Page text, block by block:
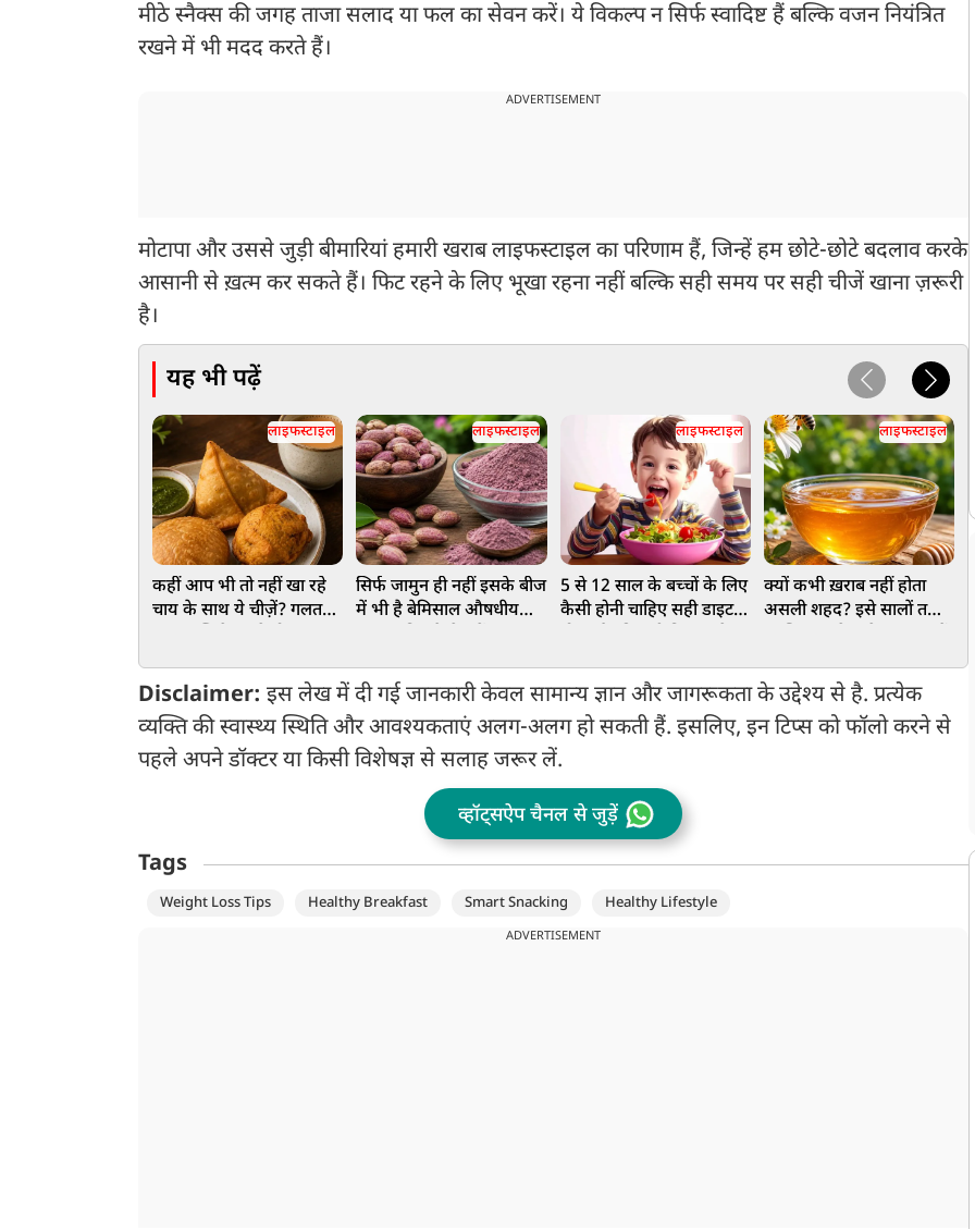
मीठे स्नैक्स की जगह ताजा सलाद या फल का सेवन करें। ये विकल्प न सिर्फ स्वादिष्ट हैं बल्कि वजन नियंत्रित
रखने में भी मदद करते हैं।
ADVERTISEMENT
मोटापा और उससे जुड़ी बीमारियां हमारी खराब लाइफस्टाइल का परिणाम हैं, जिन्हें हम छोटे-छोटे बदलाव करके
आसानी से ख़त्म कर सकते हैं। फिट रहने के लिए भूखा रहना नहीं बल्कि सही समय पर सही चीजें खाना ज़रूरी
है।
यह भी पढ़ें
लाइफस्टाइल
कहीं आप भी तो नहीं खा रहे
चाय के साथ ये चीज़ें? गलत
लाइफस्टाइल
सिर्फ जामुन ही नहीं इसके बीज
में भी है बेमिसाल औषधीय
लाइफस्टाइल
5 से 12 साल के बच्चों के लिए
कैसी होनी चाहिए सही डाइट?
लाइफस्टाइल
क्यों कभी ख़राब नहीं होता
असली शहद? इसे सालों तक
Disclaimer: इस लेख में दी गई जानकारी केवल सामान्य ज्ञान और जागरूकता के उद्देश्य से है. प्रत्येक
व्यक्ति की स्वास्थ्य स्थिति और आवश्यकताएं अलग-अलग हो सकती हैं. इसलिए, इन टिप्स को फॉलो करने से
पहले अपने डॉक्टर या किसी विशेषज्ञ से सलाह जरूर लें.
व्हॉट्सऐप चैनल से जुड़ें
Tags
Weight Loss Tips Healthy Breakfast Smart Snacking Healthy Lifestyle
ADVERTISEMENT